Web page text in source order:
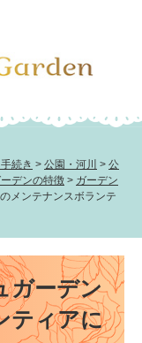
続き > 公園・河川 > 公
デンの特徴 > ガーデン
メンテナンスボランテ
ガーデン
ティアに